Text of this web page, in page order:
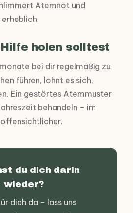
Atemnot und
Hilfe holen solltest
bei dir regelmäßig zu
führen, lohnt es sich,
Ein gestörtes Atemmuster
behandeln – im
du dich darin
wieder?
dich da – lass uns